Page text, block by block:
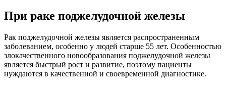
При раке поджелудочной железы
Рак поджелудочной железы является распространенным
заболеванием, особенно у людей старше 55 лет. Особенностью
злокачественного новообразования поджелудочной железы
является быстрый рост и развитие, поэтому пациенты
нуждаются в качественной и своевременной диагностике.